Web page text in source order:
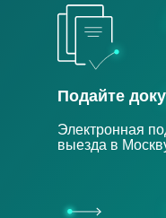
Подайте
Электронная
выезда в